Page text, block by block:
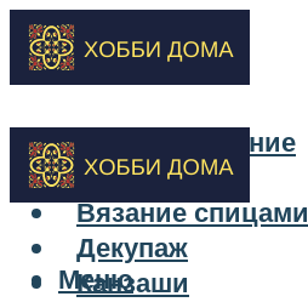
Бисероплетение
Вышивка
Вязание спицами
Декупаж
Канзаши
Меню